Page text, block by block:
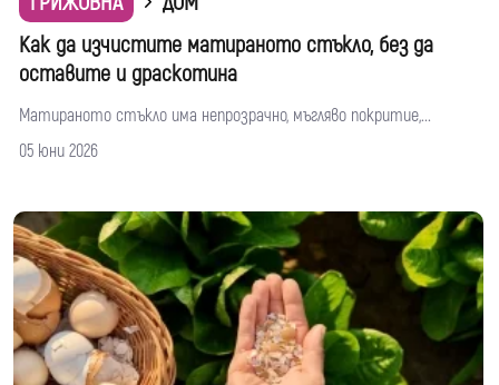
Как да изчистите матираното стъкло, без да
оставите и драскотина
Матираното стъкло има непрозрачно, мъгляво покритие,...
05 юни 2026